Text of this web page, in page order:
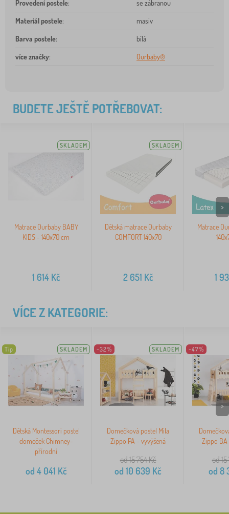
Provedení postele: se zábranou
Materiál postele: masiv
Barva postele: bílá
více značky: Ourbaby®
BUDETE JEŠTĚ POTŘEBOVAT:
SKLADEM
Matrace Ourbaby BABY
KIDS - 140x70 cm
1 614Kč
SKLADEM
Dětská matrace Ourbaby
COMFORT 140x70
2 651 Kč
Matrace
1
>
VÍCE Z KATEGORIE:
Tip SKLADEM
Dětská Montessori postel
domeček Chimney-
přírodní
od 4 041 Kč
-32% SKLADEM
Domečková postel Mila
Zippo PA - vyvýšená
od 15 754Kč
od 10 639 Kč
-47%
Zippo BA
od 15
od 8
>